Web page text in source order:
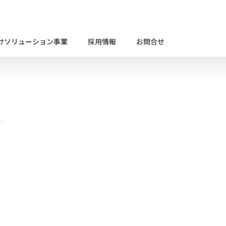
ソリューション事業 採用情報 お問合せ